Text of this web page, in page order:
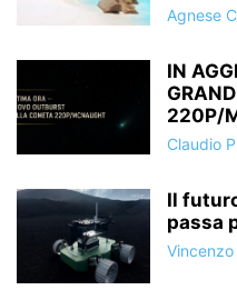
Agnese
IN
220P/
Claudio
Il
passa